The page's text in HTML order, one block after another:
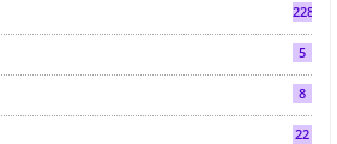
2288
5
8
22